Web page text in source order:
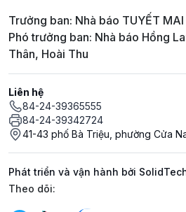
Trưởng ban: Nhà báo TUYẾT MAI
Phó trưởng ban: Nhà báo Hồng
Thân, Hoài Thu
Liên hệ
84-24-39365555
84-24-39342724
41-43 phố Bà Triệu, phường Cửa
Phát triển và vận hành bởi
Mạng xã hội
Theo dõi: